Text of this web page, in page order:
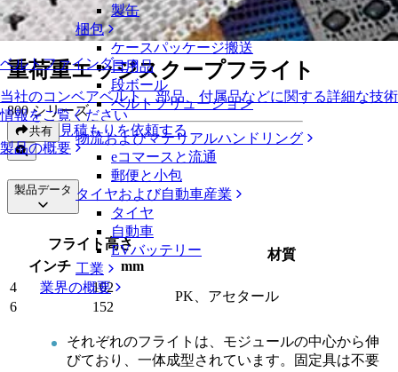
ベルトファインダー
当社のコンベアベルト、部品、付属品などに関する詳細な技術
情報をご覧ください
製品の概要
製缶
梱包
ケースパッケージ搬送
日用品
段ボール
ベルトソリューション
物流およびマテリアルハンドリング
eコマースと流通
郵便と小包
タイヤおよび自動車産業
タイヤ
自動車
EVバッテリー
工業
業界の概要
800 シリーズ
重荷重エッジスクープフライト
重荷重エッジスクープフライト
800 シリーズ
共有 見積もりを依頼する
製品データ
フライト高さ
材質
インチ
mm
4
102
PK、アセタール
6 152
それぞれのフライトは、モジュールの中心から伸
びており、一体成型されています。固定具は不要